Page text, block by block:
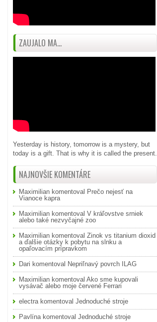
ZAUJALO MA...
Yesterday is history, tomorrow is a mystery, but
today is a gift. That is why it is called the present.
NAJNOVŠIE KOMENTÁRE
Maximilian komentoval Prečo nejesť na
Vianoce kapra
Maximilian komentoval V kráľovstve srniek
alebo také nezvyčajné zoo
Maximilian komentoval Zinok vs titanium dioxid
a ďalšie otázky k pobytu na slnku a
opaľovacím prípravkom
Dari komentoval Nepriľnavý povrch ILAG
Maximilian komentoval Ako sme kupovali
vysávač alebo moje červené Ferrari
electrakomentoval Jednoduché stroje
Pavlínakomentoval Jednoduché stroje